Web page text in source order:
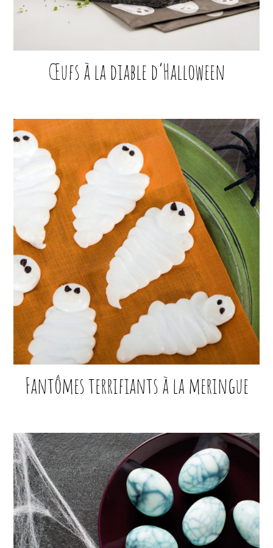
Œufs à la diable d’Halloween
Fantômes terrifiants à la meringue